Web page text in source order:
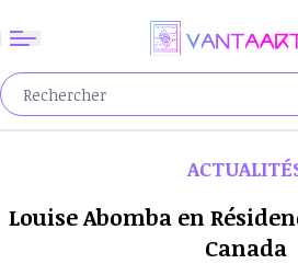
Louise Abomba en
Canada